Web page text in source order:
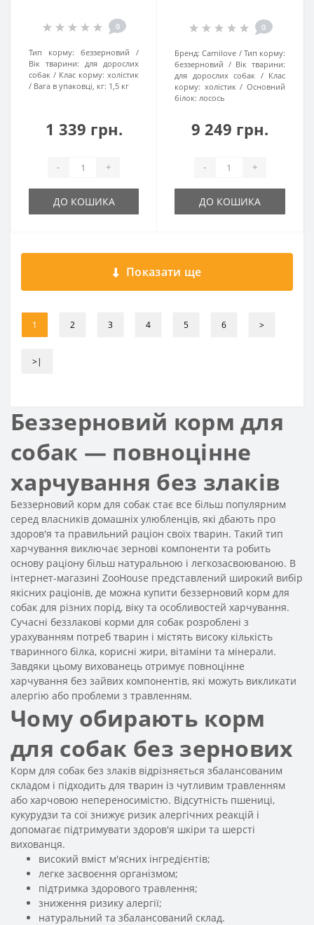
0
Тип корму:
беззерновий
Вік тварини:
для дорослих
собак
Клас корму: холістик
Вага в упаковці, кг: 1,5 кг
1 339 грн.
- +
ДО КОШИКА
0
Бренд: Carnilove
Тип корму:
беззерновий
Вік тварини:
для дорослих собак
Клас
корму: холістик
Основний
білок: лосось
9 249 грн.
- +
ДО КОШИКА
Показати ще
1 2 3 4 5 6 >
>|
Беззерновий корм для
собак — повноцінне
харчування без злаків
Беззерновий корм для собак стає все більш популярним
серед власників домашніх улюбленців, які дбають про
здоров'я та правильний раціон своїх тварин. Такий тип
харчування виключає зернові компоненти та робить
основу раціону більш натуральною і легкозасвоюваною. В
інтернет-магазині ZooHouse представлений широкий вибір
якісних раціонів, де можна купити беззерновий корм для
собак для різних порід, віку та особливостей харчування.
Сучасні беззлакові корми для собак розроблені з
урахуванням потреб тварин і містять високу кількість
тваринного білка, корисні жири, вітаміни та мінерали.
Завдяки цьому вихованець отримує повноцінне
харчування без зайвих компонентів, які можуть викликати
алергію або проблеми з травленням.
Чому обирають корм
для собак без зернових
Корм для собак без злаків відрізняється збалансованим
складом і підходить для тварин із чутливим травленням
або харчовою непереносимістю. Відсутність пшениці,
кукурудзи та сої знижує ризик алергічних реакцій і
допомагає підтримувати здоров'я шкіри та шерсті
вихованця.
високий вміст м'ясних інгредієнтів;
легке засвоєння організмом;
підтримка здорового травлення;
зниження ризику алергії;
натуральний та збалансований склад.